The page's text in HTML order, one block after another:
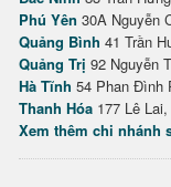
Phú Yên 30A Nguyễn
Quảng Bình 41 Trần
Quảng Trị 92 Nguyễn
Hà Tĩnh 54 Phan Đình
Thanh Hóa 177 Lê
Xem thêm chi nhánh